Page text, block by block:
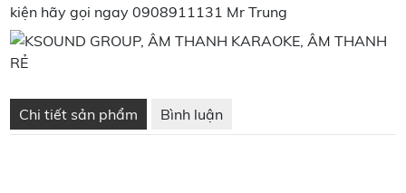
kiện hãy gọi ngay 0908911131 Mr Trung
Chi tiết sản phẩm Bình luận